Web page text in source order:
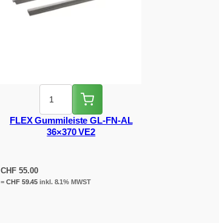
FLEX Gummileiste GL-FN-AL
36×370 VE2
CHF 55.00
=CHF59.45 inkl. 8.1% MWST